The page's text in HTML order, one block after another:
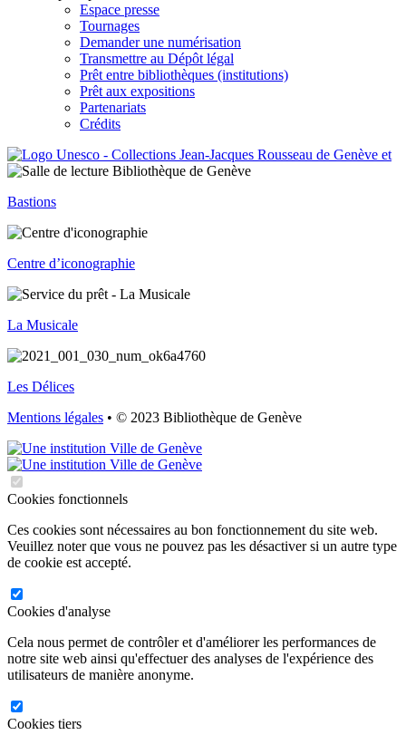
Espace presse
Tournages
Demander une numérisation
Transmettre au Dépôt légal
Prêt entre bibliothèques (institutions)
Prêt aux expositions
Partenariats
Crédits
Bastions
Centre d’iconographie
La Musicale
Les Délices
Mentions légales • © 2023 Bibliothèque de Genève
Cookies fonctionnels
Ces cookies sont nécessaires au bon fonctionnement du site web.
Veuillez noter que vous ne pouvez pas les désactiver si un autre type
de cookie est accepté.
Cookies d'analyse
Cela nous permet de contrôler et d'améliorer les performances de
notre site web ainsi qu'effectuer des analyses de l'expérience des
utilisateurs de manière anonyme.
Cookies tiers